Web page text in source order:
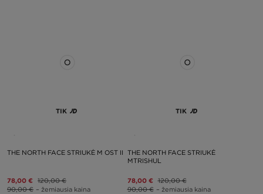
TIK
THE NORTH FACE STRIUKĖ M OST II
78,00 € 120,00 €
90,00 € – žemiausia kaina
TIK
THE NORTH FACE STRIUKĖ
MTRISHUL
78,00 € 120,00 €
90,00 € – žemiausia kaina